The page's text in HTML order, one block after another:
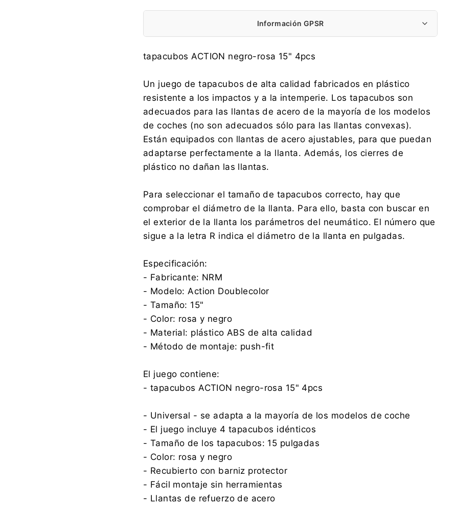
Información GPSR
Fabricante:
NRM Sp. z o.o.
Wspólna 7, 62-065 Grodzisk Wielkopolski
0048 614 448 683
Importador:
NRM Sp. z o.o.
Wspólna 7, 62-065 Grodzisk Wielkopolski
office@nrm.pl
0048 614 448 683
tapacubos ACTION negro-rosa 15" 4pcs
Un juego de tapacubos de alta calidad fabricados en plástico
resistente a los impactos y a la intemperie. Los tapacubos son
adecuados para las llantas de acero de la mayoría de los modelos
de coches (no son adecuados sólo para las llantas convexas).
Están equipados con llantas de acero ajustables, para que puedan
adaptarse perfectamente a la llanta. Además, los cierres de
plástico no dañan las llantas.
Para seleccionar el tamaño de tapacubos correcto, hay que
comprobar el diámetro de la llanta. Para ello, basta con buscar en
el exterior de la llanta los parámetros del neumático. El número que
sigue a la letra R indica el diámetro de la llanta en pulgadas.
Especificación:
- Fabricante: NRM
- Modelo: Action Doublecolor
- Tamaño: 15"
- Color: rosa y negro
- Material: plástico ABS de alta calidad
- Método de montaje: push-fit
El juego contiene:
- tapacubos ACTION negro-rosa 15" 4pcs
- Universal - se adapta a la mayoría de los modelos de coche
- El juego incluye 4 tapacubos idénticos
- Tamaño de los tapacubos: 15 pulgadas
- Color: rosa y negro
- Recubierto con barniz protector
- Fácil montaje sin herramientas
- Llantas de refuerzo de acero